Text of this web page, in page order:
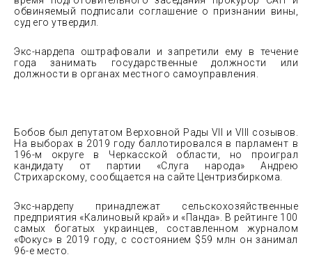
обвиняемый подписали соглашение о признании вины,
суд его утвердил.
Экс-нардепа оштрафовали и запретили ему в течение
года занимать государственные должности или
должности в органах местного самоуправления.
Бобов был депутатом Верховной Рады VII и VIII созывов.
На выборах в 2019 году баллотировался в парламент в
196-м округе в Черкасской области, но проиграл
кандидату от партии «Слуга народа» Андрею
Стрихарскому, сообщается на сайте Центризбиркома.
Экс-нардепу принадлежат сельскохозяйственные
предприятия «Калиновый край» и «Панда». В рейтинге 100
самых богатых украинцев, составленном журналом
«Фокус» в 2019 году, с состоянием $59 млн он занимал
96-е место.